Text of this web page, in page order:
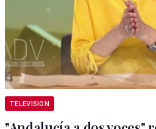
TELEVISION